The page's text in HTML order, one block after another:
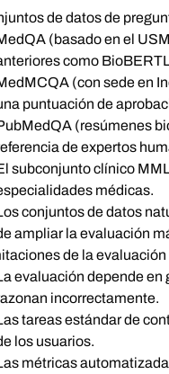
de datos de
(basado en el
como
(con sede en
puntuación de
(resúmenes
de expertos
subconjunto clínico
médicas.
conjuntos de datos
ampliar la evaluación
de la
evaluación depende en
incorrectamente.
tareas estándar de
los usuarios.
métricas